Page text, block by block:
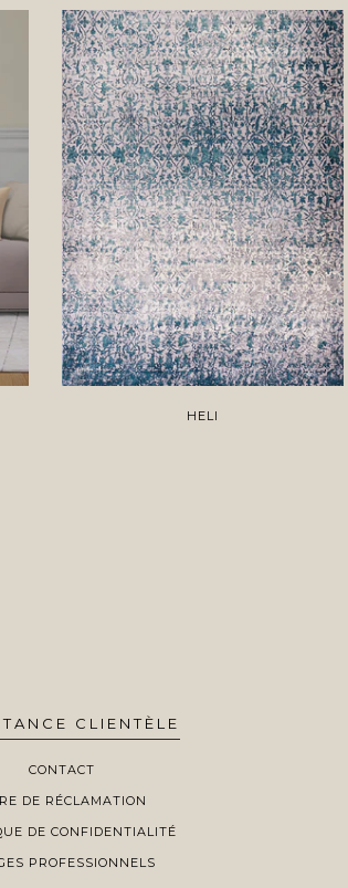
HELI
CLIENTÈLE
CONTACT
DE RÉCLAMATION
DE CONFIDENTIALITÉ
PROFESSIONNELS